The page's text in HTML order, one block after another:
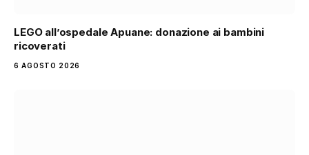
LEGO all’ospedale Apuane: donazione ai bambini
ricoverati
6 AGOSTO 2026